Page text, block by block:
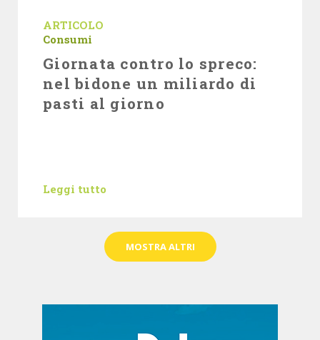
ARTICOLO
Consumi
Giornata contro lo spreco:
nel bidone un miliardo di
pasti al giorno
Leggi tutto
MOSTRA ALTRI